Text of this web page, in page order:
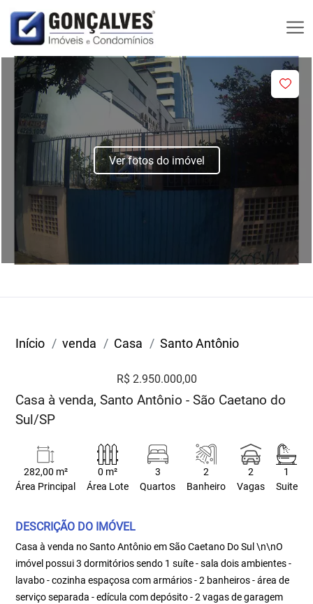
Ver fotos do imóvel
Início venda Casa Santo Antônio
R$ 2.950.000,00
Casa à venda, Santo Antônio - São Caetano do
Sul/SP
282,00 m²
Área Principal
0 m²
Área Lote
3
Quartos
2
Banheiro
2
Vagas
1
Suite
DESCRIÇÃO DO IMÓVEL
Casa à venda no Santo Antônio em São Caetano Do Sul \n\nO
imóvel possui 3 dormitórios sendo 1 suíte - sala dois ambientes -
lavabo - cozinha espaçosa com armários - 2 banheiros - área de
serviço separada - edícula com depósito - 2 vagas de garagem